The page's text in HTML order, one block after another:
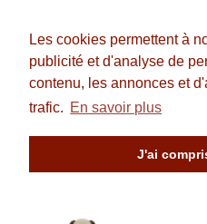
Les cookies permettent à
publicité et d'analyse de
contenu, les annonces et
trafic. En savoir plus
J'ai